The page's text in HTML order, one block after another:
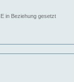
in Beziehung gesetzt